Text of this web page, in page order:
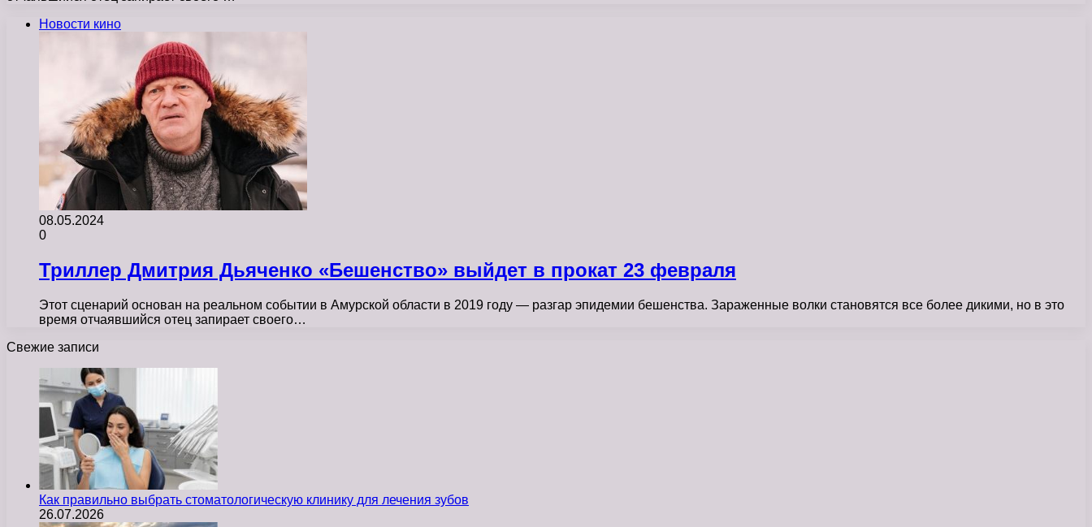
Новости кино
08.05.2024
0
Триллер Дмитрия Дьяченко «Бешенство» выйдет в прокат 23 февраля
Этот сценарий основан на реальном событии в Амурской области в 2019 году — разгар эпидемии бешенства. Зараженные волки становятся все более дикими, но в это
время отчаявшийся отец запирает своего…
Свежие записи
Как правильно выбрать стоматологическую клинику для лечения зубов
26.07.2026